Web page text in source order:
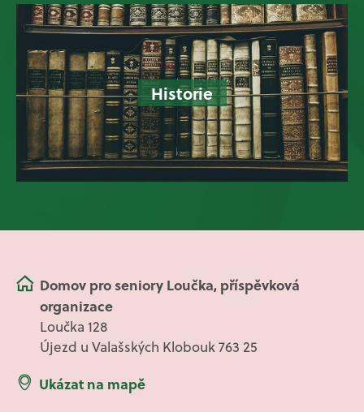
Historie
Domov pro seniory Loučka, příspěvková
organizace
Loučka 128
Újezd u Valašských Klobouk 763 25
Ukázat na mapě